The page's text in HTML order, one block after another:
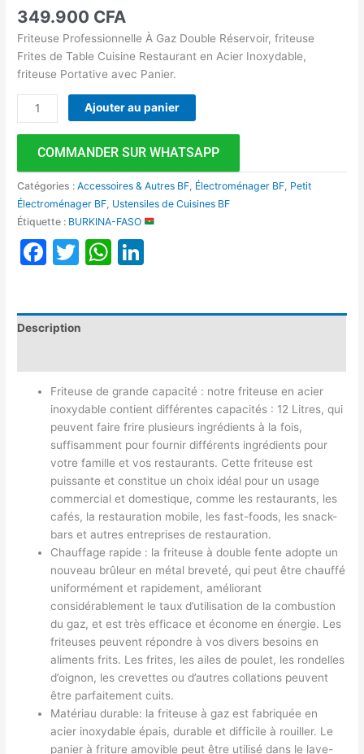
349.900 CFA
Friteuse Professionnelle À Gaz Double Réservoir, friteuse
Frites de Table Cuisine Restaurant en Acier Inoxydable,
friteuse Portative avec Panier.
Ajouter au panier
COMMANDER SUR WHATSAPP
Catégories :Accessoires & Autres BF Électroménager BF Petit
Électroménager BF Ustensiles de Cuisines BF
Étiquette : BURKINA-FASO
Facebook
TwitterWhatsApp
Description
Friteuse de grande capacité : notre friteuse en acier
inoxydable contient différentes capacités : 12 Litres, qui
peuvent faire frire plusieurs ingrédients à la fois,
suffisamment pour fournir différents ingrédients pour
votre famille et vos restaurants. Cette friteuse est
puissante et constitue un choix idéal pour un usage
commercial et domestique, comme les restaurants, les
cafés, la restauration mobile, les fast-foods, les snack-
bars et autres entreprises de restauration.
Chauffage rapide : la friteuse à double fente adopte un
nouveau brûleur en métal breveté, qui peut être chauffé
uniformément et rapidement, améliorant
considérablement le taux d’utilisation de la combustion
du gaz, et est très efficace et économe en énergie. Les
friteuses peuvent répondre à vos divers besoins en
aliments frits. Les frites, les ailes de poulet, les rondelles
d’oignon, les crevettes ou d’autres collations peuvent
être parfaitement cuits.
Matériau durable: la friteuse à gaz est fabriquée en
acier inoxydable épais, durable et difficile à rouiller. Le
panier à friture amovible peut être utilisé dans le lave-